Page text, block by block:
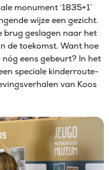
monument ‘1835+1’
wijze een gezicht.
brug geslagen naar het
de toekomst. Want hoe
eens gebeurt? In het
speciale kinderroute-
van Koos